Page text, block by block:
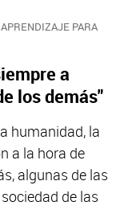
PARA
a
los demás"
humanidad, la
a la hora de
algunas de las
de las